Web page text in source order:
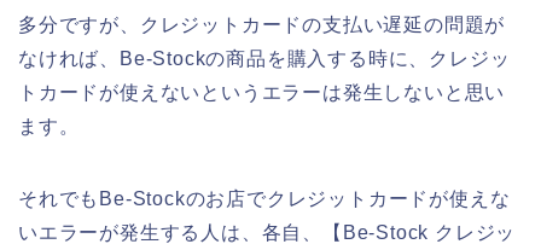
多分ですが、クレジットカードの支払い遅延の問題が
なければ、Be-Stockの商品を購入する時に、クレジッ
トカードが使えないというエラーは発生しないと思い
ます。
それでもBe-Stockのお店でクレジットカードが使えな
いエラーが発生する人は、各自、【Be-Stock クレジッ